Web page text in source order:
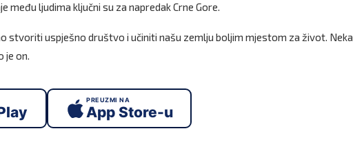
ljudima ključni su za napredak Crne Gore.
stvoriti uspješno društvo i učiniti našu zemlju boljim mjestom za život. Neka
je on.
PREUZMI NA
App Store-u